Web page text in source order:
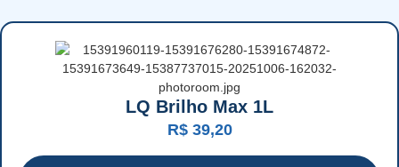
LQ Brilho Max 1L
R$39,20